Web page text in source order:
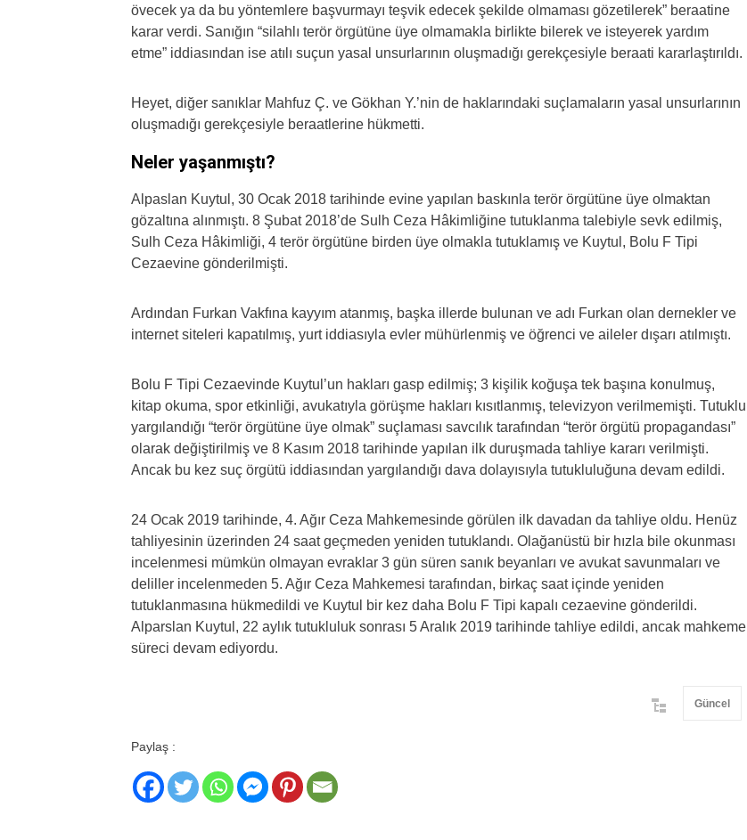
övecek ya da bu yöntemlere başvurmayı teşvik edecek şekilde olmaması gözetilerek” beraatine
karar verdi. Sanığın “silahlı terör örgütüne üye olmamakla birlikte bilerek ve isteyerek yardım
etme” iddiasından ise atılı suçun yasal unsurlarının oluşmadığı gerekçesiyle beraati kararlaştırıldı.
Heyet, diğer sanıklar Mahfuz Ç. ve Gökhan Y.’nin de haklarındaki suçlamaların yasal unsurlarının
oluşmadığı gerekçesiyle beraatlerine hükmetti.
Neler yaşanmıştı?
Alpaslan Kuytul, 30 Ocak 2018 tarihinde evine yapılan baskınla terör örgütüne üye olmaktan
gözaltına alınmıştı. 8 Şubat 2018’de Sulh Ceza Hâkimliğine tutuklanma talebiyle sevk edilmiş,
Sulh Ceza Hâkimliği, 4 terör örgütüne birden üye olmakla tutuklamış ve Kuytul, Bolu F Tipi
Cezaevine gönderilmişti.
Ardından Furkan Vakfına kayyım atanmış, başka illerde bulunan ve adı Furkan olan dernekler ve
internet siteleri kapatılmış, yurt iddiasıyla evler mühürlenmiş ve öğrenci ve aileler dışarı atılmıştı.
Bolu F Tipi Cezaevinde Kuytul’un hakları gasp edilmiş; 3 kişilik koğuşa tek başına konulmuş,
kitap okuma, spor etkinliği, avukatıyla görüşme hakları kısıtlanmış, televizyon verilmemişti. Tutuklu
yargılandığı “terör örgütüne üye olmak” suçlaması savcılık tarafından “terör örgütü propagandası”
olarak değiştirilmiş ve 8 Kasım 2018 tarihinde yapılan ilk duruşmada tahliye kararı verilmişti.
Ancak bu kez suç örgütü iddiasından yargılandığı dava dolayısıyla tutukluluğuna devam edildi.
24 Ocak 2019 tarihinde, 4. Ağır Ceza Mahkemesinde görülen ilk davadan da tahliye oldu. Henüz
tahliyesinin üzerinden 24 saat geçmeden yeniden tutuklandı. Olağanüstü bir hızla bile okunması
incelenmesi mümkün olmayan evraklar 3 gün süren sanık beyanları ve avukat savunmaları ve
deliller incelenmeden 5. Ağır Ceza Mahkemesi tarafından, birkaç saat içinde yeniden
tutuklanmasına hükmedildi ve Kuytul bir kez daha Bolu F Tipi kapalı cezaevine gönderildi.
Alparslan Kuytul, 22 aylık tutukluluk sonrası 5 Aralık 2019 tarihinde tahliye edildi, ancak mahkeme
süreci devam ediyordu.
Güncel
Paylaş :